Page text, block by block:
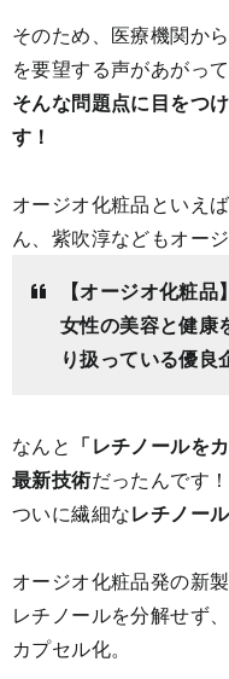
そのため、医療機関か
を要望する声があがって
そんな問題点に目をつ
す！
オージオ化粧品といえ
ん、紫吹淳などもオー
【オージオ化粧品】
女性の美容と健康
り扱っている優良
なんと 「レチノールを
最新技術だったんです！
ついに繊細なレチノー
オージオ化粧品発の新
レチノールを分解せず
カプセル化。